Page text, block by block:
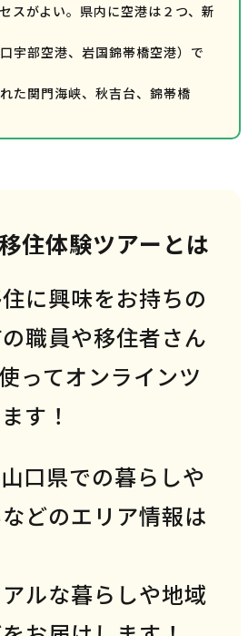
スがよい。県内に空港は２つ、新
宇部空港、岩国錦帯橋空港）で
た関門海峡、秋吉台、錦帯橋
住体験ツアーとは
に興味をお持ちの
職員や移住者さん
ってオンラインツ
す！
口県での暮らしや
どのエリア情報は
ルな暮らしや地域